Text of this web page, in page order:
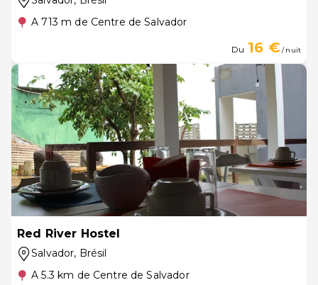
A 713 m de Centre de Salvador
Du 16 €/ nuit
Red River Hostel
Salvador, Brésil
A 5.3 km de Centre de Salvador